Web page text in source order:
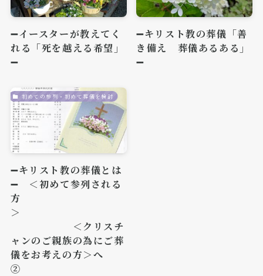
➖イースターが教えてく
れる「死を越える希望」
➖
➖キリスト教の葬儀「善
き備え 葬儀あるある」
➖
初めての参列・初めて葬儀を検討
➖キリスト教の葬儀とは
➖ ＜初めて参列される
方
＞
＜クリスチ
ャンのご親族の為にご葬
儀をお考えの方＞へ
②